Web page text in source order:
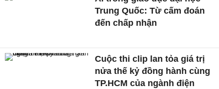
Trung Quốc: Từ cấm đoán
đến chấp nhận
Cuộc thi clip lan tỏa giá trị
nửa thế kỷ đồng hành cùng
TP.HCM của ngành điện